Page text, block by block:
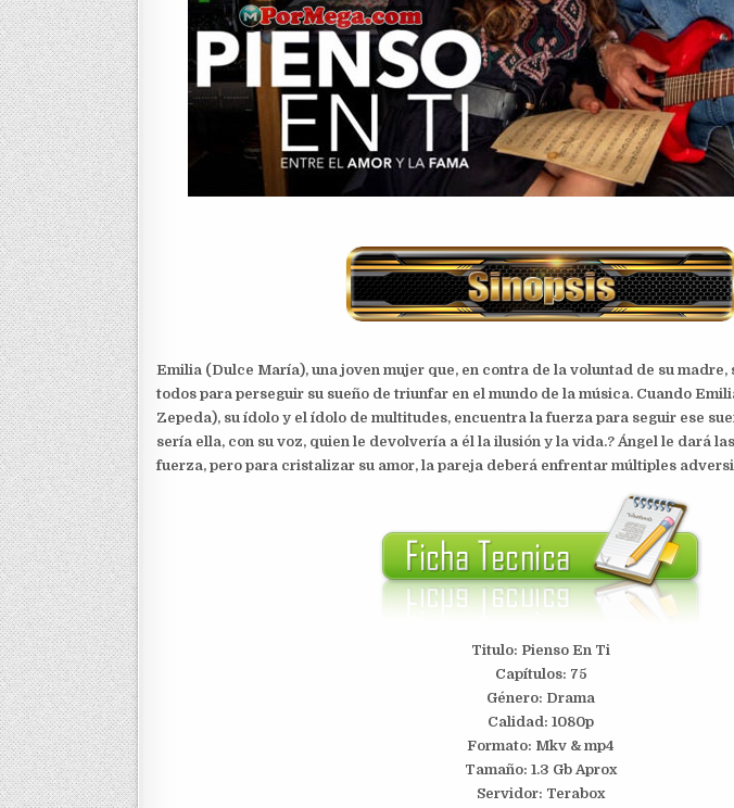
Emilia (Dulce María), una joven mujer que, en contra de la voluntad de su madre,
todos para perseguir su sueño de triunfar en el mundo de la música. Cuando
Zepeda), su ídolo y el ídolo de multitudes, encuentra la fuerza para seguir ese
sería ella, con su voz, quien le devolvería a él la ilusión y la vida.? Ángel le dará
fuerza, pero para cristalizar su amor, la pareja deberá enfrentar múltiples
Titulo: Pienso En Ti
Capítulos: 75
Género: Drama
Calidad: 1080p
Formato: Mkv & mp4
Tamaño: 1.3 Gb Aprox
Servidor: Terabox